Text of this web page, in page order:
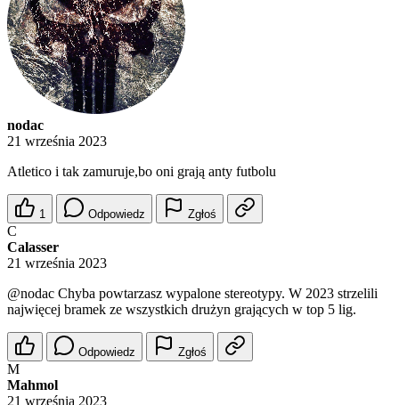
nodac
21 września 2023
Atletico i tak zamuruje,bo oni grają anty futbolu
1 Odpowiedz Zgłoś
C
Calasser
21 września 2023
@nodac Chyba powtarzasz wypalone stereotypy. W 2023 strzelili
najwięcej bramek ze wszystkich drużyn grających w top 5 lig.
Odpowiedz Zgłoś
M
Mahmol
21 września 2023